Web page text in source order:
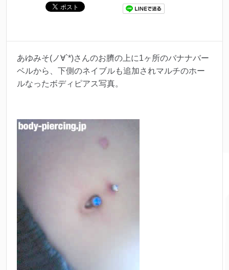
あゆみそ(ノ∀`*)さんのお臍の上に1ヶ所のバナナバー
ベルから、下側のネイブルも追加されマルチのホー
ルなったボディピアス写真。